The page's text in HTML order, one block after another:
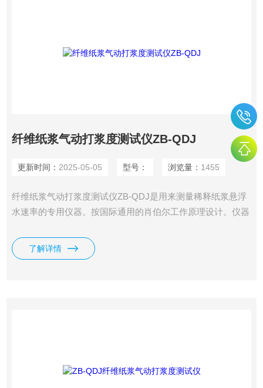
纤维纸浆气动打浆度测试仪ZB-QDJ
更新时间： 2025-05-05 型号： 浏览量： 1455
纤维纸浆气动打浆度测试仪ZB-QDJ是用来测量稀释纸浆悬浮
水速率的专用仪器。按国际通用的肖伯尔工作原理设计。仪器
度。因此仪器的操作非常简单。仪器采用弹簧预紧机构，使密
封锤体的橡胶密封圈同滤水筒的底部紧密结合，增加了密封锤
了解详情